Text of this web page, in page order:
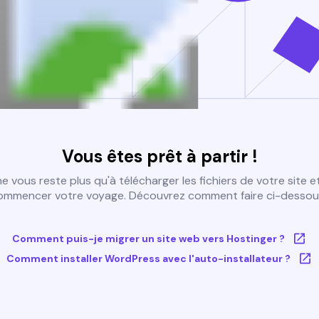
Vous êtes prêt à partir !
vous reste plus qu'à télécharger les fichiers de votre site
votre voyage. Découvrez comment faire ci-
Comment puis-je migrer un site web vers Hostinger ?
Comment installer WordPress avec l'auto-installateur ?